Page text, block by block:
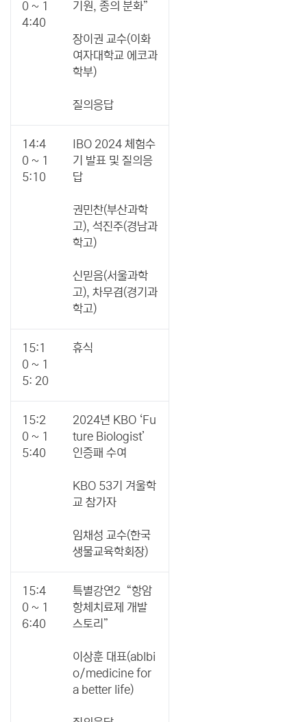
0 ~ 1
4:40
기원, 종의 분화”
장이권 교수(이화
여자대학교 에코과
학부)
질의응답
14:4
0 ~ 1
5:10
IBO 2024 체험수
기 발표 및 질의응
답
권민찬(부산과학
고), 석진주(경남과
학고)
신믿음(서울과학
고), 차무겸(경기과
학고)
15:1
0 ~ 1
5: 20
휴식
15:2
0 ~ 1
5:40
2024년 KBO ‘Fu
ture Biologist’
인증패 수여
KBO 53기 겨울학
교 참가자
임채성 교수(한국
생물교육학회장)
15:4
0 ~ 1
6:40
특별강연2 “항암
항체치료제 개발
스토리”
이상훈 대표(ablbi
o/medicine for
a better life)